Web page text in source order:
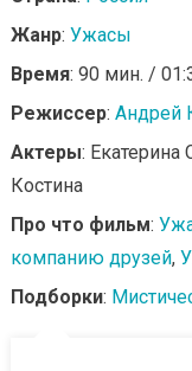
Жанр: Ужасы
Время: 90 мин. /
Режиссер: Андрей
Актеры:
Костина
Про что фильм:
компанию друзей,
Подборки: